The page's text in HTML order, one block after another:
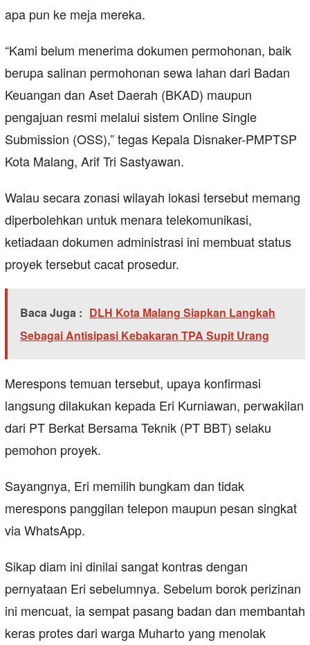
apa pun ke meja mereka.
“Kami belum menerima dokumen permohonan, baik
berupa salinan permohonan sewa lahan dari Badan
Keuangan dan Aset Daerah (BKAD) maupun
pengajuan resmi melalui sistem Online Single
Submission (OSS),” tegas Kepala Disnaker-PMPTSP
Kota Malang, Arif Tri Sastyawan.
Walau secara zonasi wilayah lokasi tersebut memang
diperbolehkan untuk menara telekomunikasi,
ketiadaan dokumen administrasi ini membuat status
proyek tersebut cacat prosedur.
Baca Juga : DLH Kota Malang Siapkan Langkah
Sebagai Antisipasi Kebakaran TPA Supit Urang
Merespons temuan tersebut, upaya konfirmasi
langsung dilakukan kepada Eri Kurniawan, perwakilan
dari PT Berkat Bersama Teknik (PT BBT) selaku
pemohon proyek.
Sayangnya, Eri memilih bungkam dan tidak
merespons panggilan telepon maupun pesan singkat
via WhatsApp.
Sikap diam ini dinilai sangat kontras dengan
pernyataan Eri sebelumnya. Sebelum borok perizinan
ini mencuat, ia sempat pasang badan dan membantah
keras protes dari warga Muharto yang menolak